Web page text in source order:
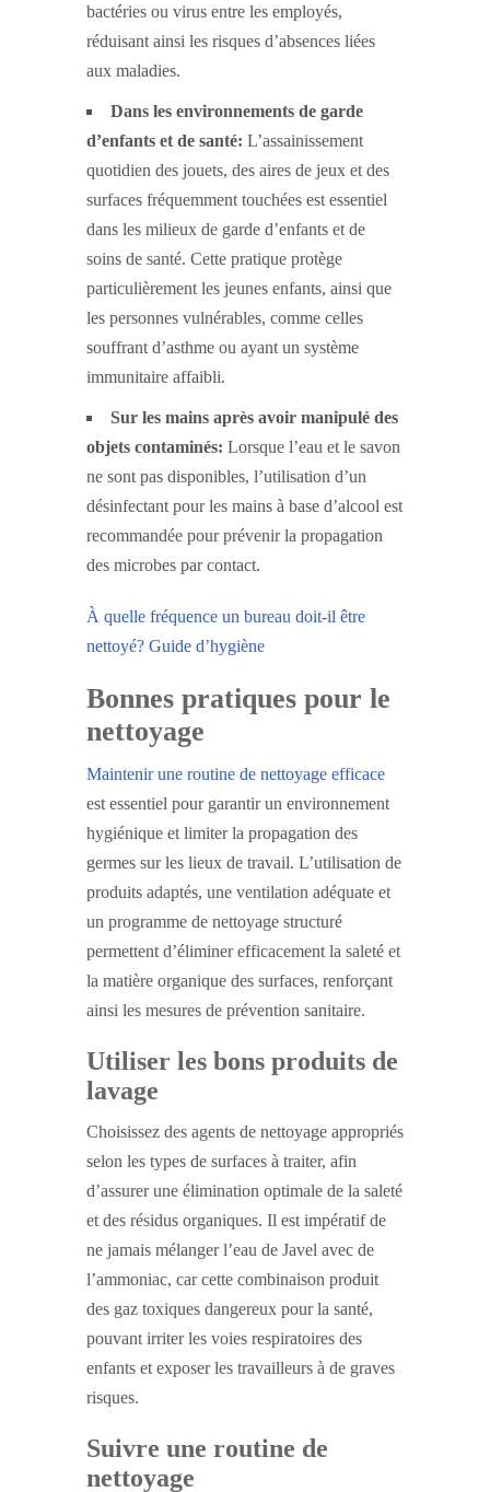
bactéries ou virus entre les employés,
réduisant ainsi les risques d’absences liées
aux maladies.
Dans les environnements de garde
d’enfants et de santé: L’assainissement
quotidien des jouets, des aires de jeux et des
surfaces fréquemment touchées est essentiel
dans les milieux de garde d’enfants et de
soins de santé. Cette pratique protège
particulièrement les jeunes enfants, ainsi que
les personnes vulnérables, comme celles
souffrant d’asthme ou ayant un système
immunitaire affaibli.
Sur les mains après avoir manipulé des
objets contaminés: Lorsque l’eau et le savon
ne sont pas disponibles, l’utilisation d’un
désinfectant pour les mains à base d’alcool est
recommandée pour prévenir la propagation
des microbes par contact.
À quelle fréquence un bureau doit-il être
nettoyé? Guide d’hygiène
Bonnes pratiques pour le
nettoyage
Maintenir une routine de nettoyage efficace
est essentiel pour garantir un environnement
hygiénique et limiter la propagation des
germes sur les lieux de travail. L’utilisation de
produits adaptés, une ventilation adéquate et
un programme de nettoyage structuré
permettent d’éliminer efficacement la saleté et
la matière organique des surfaces, renforçant
ainsi les mesures de prévention sanitaire.
Utiliser les bons produits de
lavage
Choisissez des agents de nettoyage appropriés
selon les types de surfaces à traiter, afin
d’assurer une élimination optimale de la saleté
et des résidus organiques. Il est impératif de
ne jamais mélanger l’eau de Javel avec de
l’ammoniac, car cette combinaison produit
des gaz toxiques dangereux pour la santé,
pouvant irriter les voies respiratoires des
enfants et exposer les travailleurs à de graves
risques.
Suivre une routine de
nettoyage